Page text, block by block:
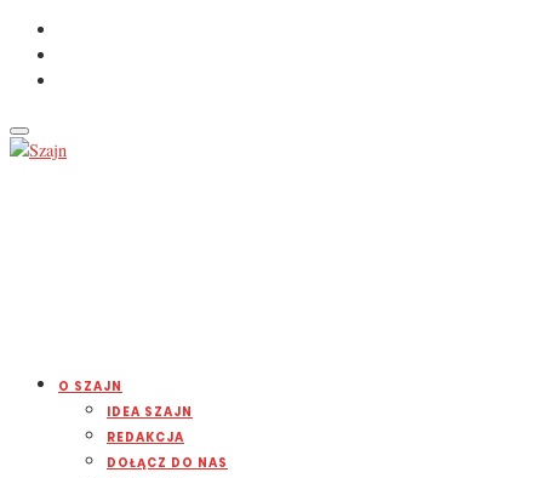
O SZAJN
IDEA SZAJN
REDAKCJA
DOŁĄCZ DO NAS